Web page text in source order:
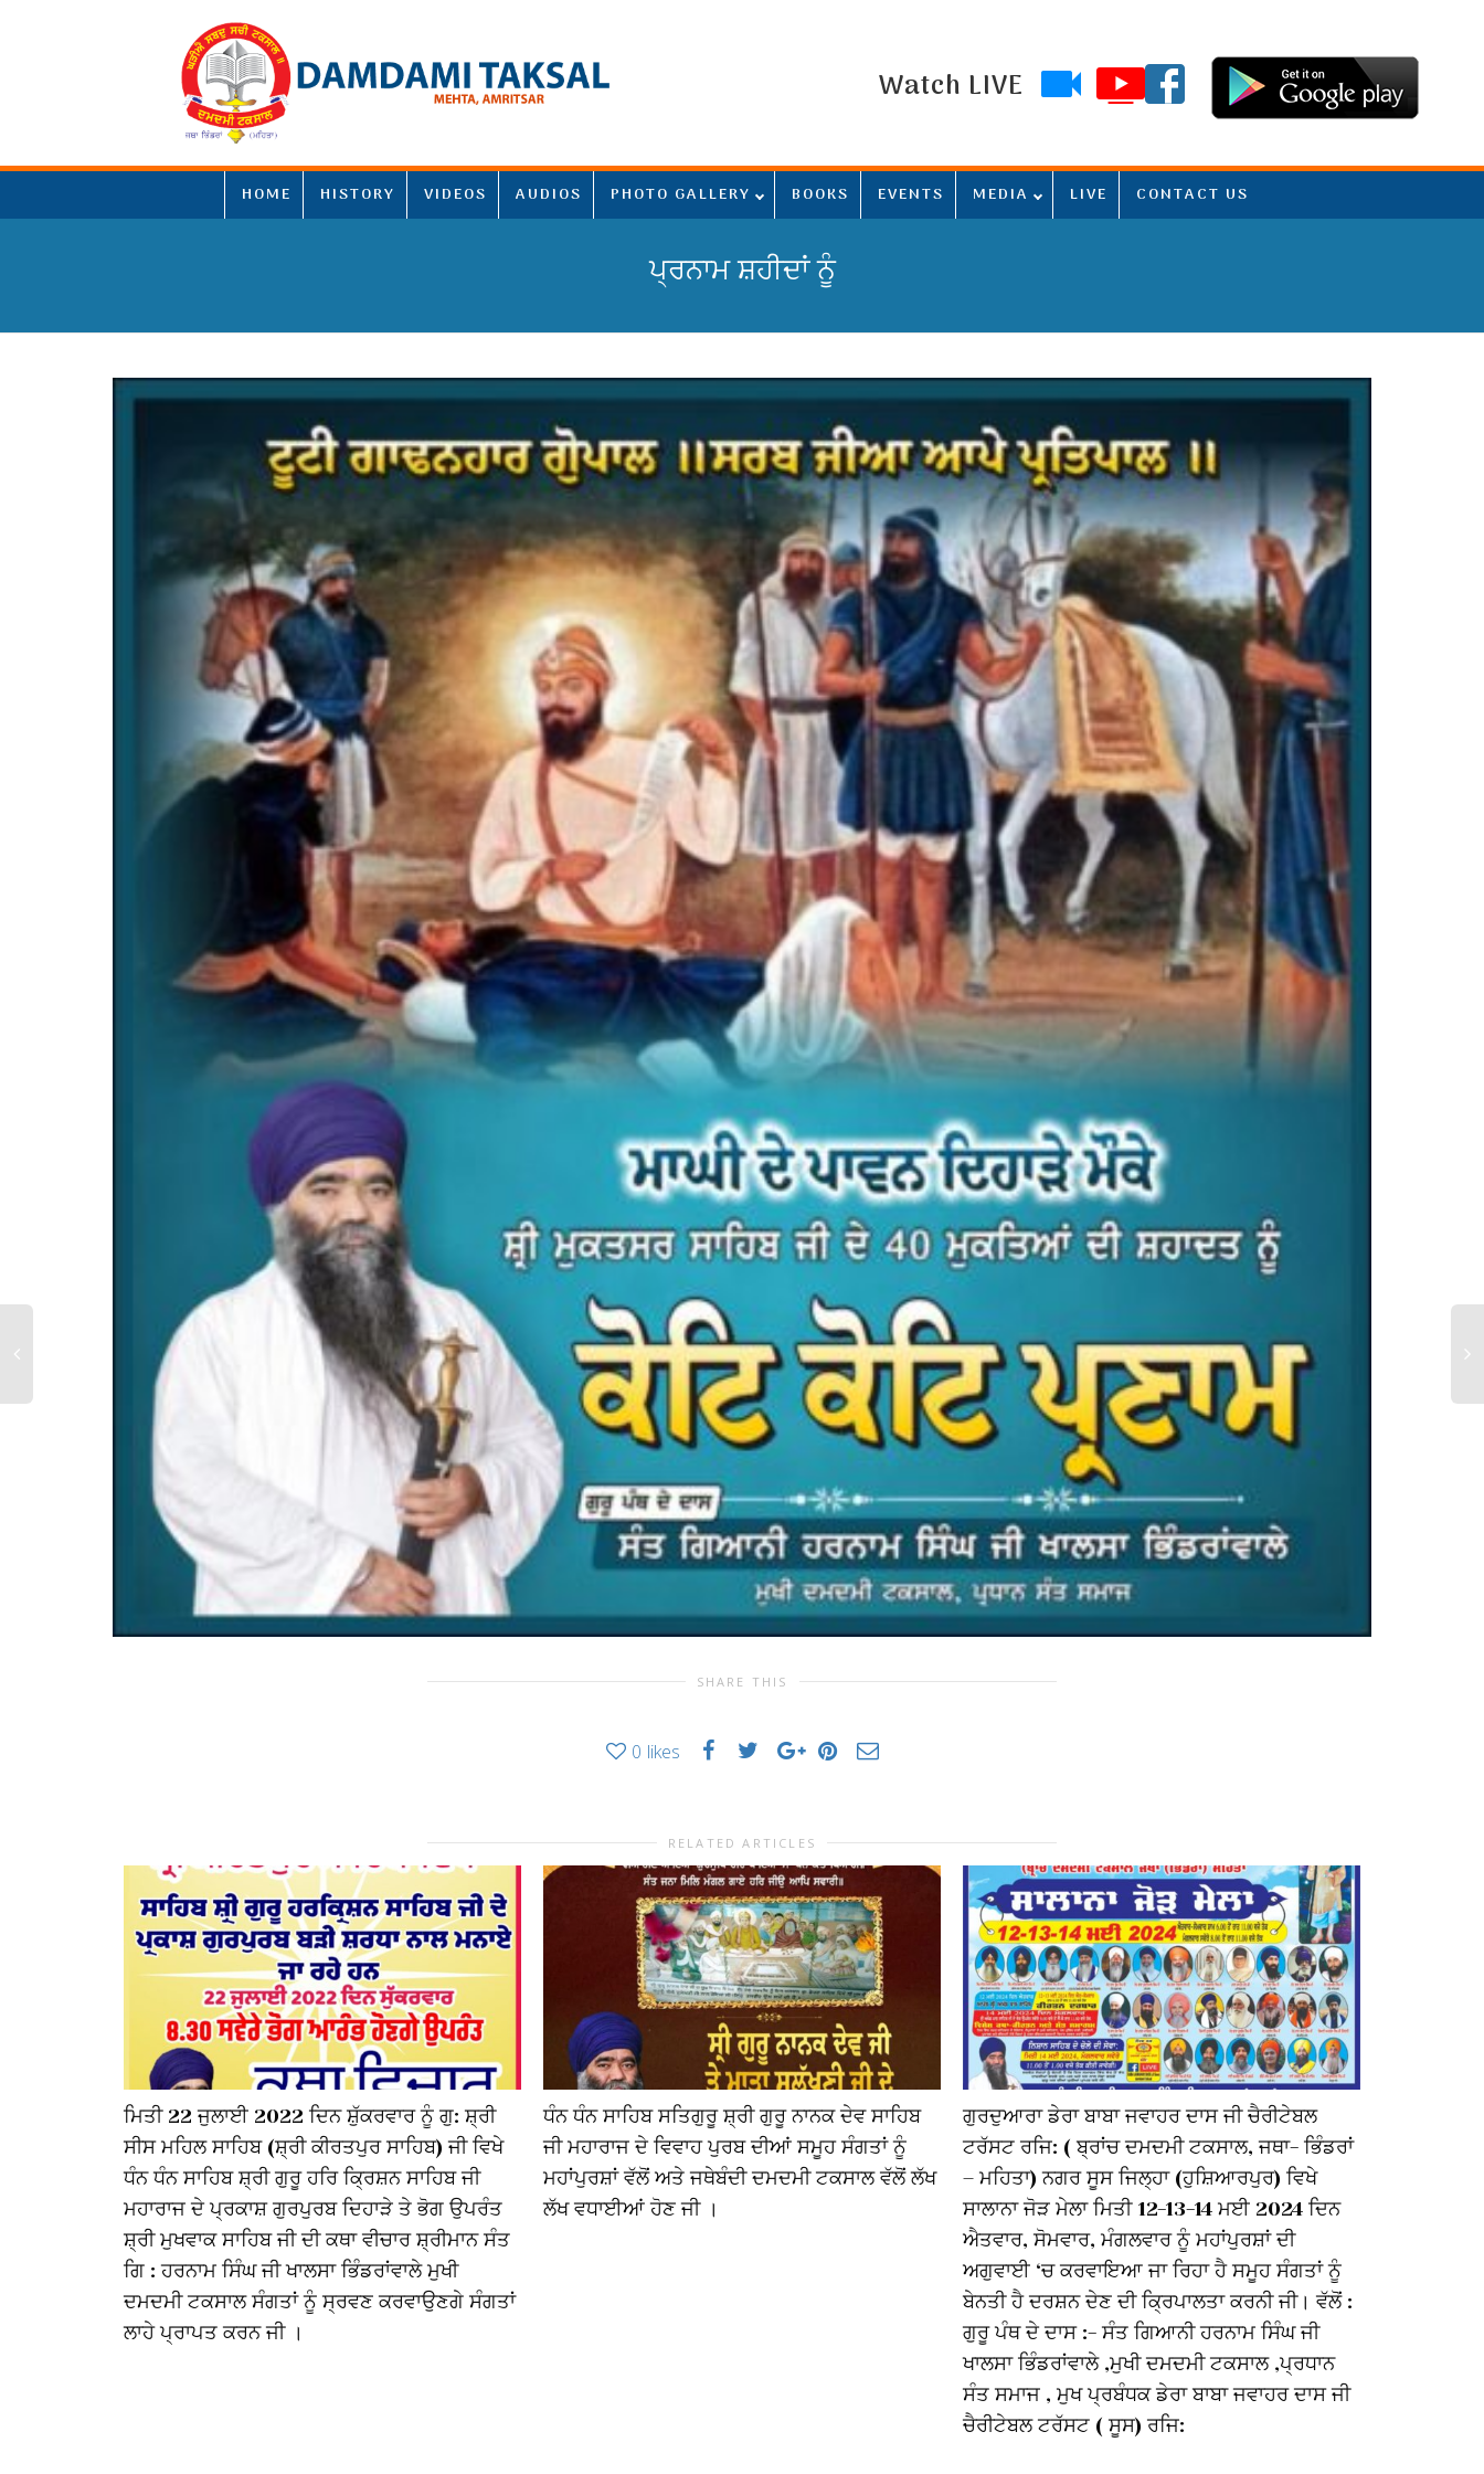
Watch LIVE
HOME HISTORY VIDEOS AUDIOS PHOTO GALLERY BOOKS EVENTS MEDIA LIVE CONTACT US
ਪ੍ਰਨਾਮ ਸ਼ਹੀਦਾਂ ਨੂੰ
SHARE THIS
0 likes
RELATED ARTICLES
ਮਿਤੀ 22 ਜੁਲਾਈ 2022 ਦਿਨ ਸ਼ੁੱਕਰਵਾਰ ਨੂੰ ਗੁ: ਸ਼੍ਰੀ
ਸੀਸ ਮਹਿਲ ਸਾਹਿਬ (ਸ਼੍ਰੀ ਕੀਰਤਪੁਰ ਸਾਹਿਬ) ਜੀ ਵਿਖੇ
ਧੰਨ ਧੰਨ ਸਾਹਿਬ ਸ਼੍ਰੀ ਗੁਰੂ ਹਰਿ ਕ੍ਰਿਸ਼ਨ ਸਾਹਿਬ ਜੀ
ਮਹਾਰਾਜ ਦੇ ਪ੍ਰਕਾਸ਼ ਗੁਰਪੁਰਬ ਦਿਹਾੜੇ ਤੇ ਭੋਗ ਉਪਰੰਤ
ਸ਼੍ਰੀ ਮੁਖਵਾਕ ਸਾਹਿਬ ਜੀ ਦੀ ਕਥਾ ਵੀਚਾਰ ਸ਼੍ਰੀਮਾਨ ਸੰਤ
ਗਿ : ਹਰਨਾਮ ਸਿੰਘ ਜੀ ਖਾਲਸਾ ਭਿੰਡਰਾਂਵਾਲੇ ਮੁਖੀ
ਦਮਦਮੀ ਟਕਸਾਲ ਸੰਗਤਾਂ ਨੂੰ ਸ੍ਰਵਣ ਕਰਵਾਉਣਗੇ ਸੰਗਤਾਂ
ਲਾਹੇ ਪ੍ਰਾਪਤ ਕਰਨ ਜੀ ।
ਧੰਨ ਧੰਨ ਸਾਹਿਬ ਸਤਿਗੁਰੂ ਸ਼੍ਰੀ ਗੁਰੂ ਨਾਨਕ ਦੇਵ ਸਾਹਿਬ
ਜੀ ਮਹਾਰਾਜ ਦੇ ਵਿਵਾਹ ਪੁਰਬ ਦੀਆਂ ਸਮੂਹ ਸੰਗਤਾਂ ਨੂੰ
ਮਹਾਂਪੁਰਸ਼ਾਂ ਵੱਲੋਂ ਅਤੇ ਜਥੇਬੰਦੀ ਦਮਦਮੀ ਟਕਸਾਲ ਵੱਲੋਂ ਲੱਖ
ਲੱਖ ਵਧਾਈਆਂ ਹੋਣ ਜੀ ।
ਗੁਰਦੁਆਰਾ ਡੇਰਾ ਬਾਬਾ ਜਵਾਹਰ ਦਾਸ ਜੀ ਚੈਰੀਟੇਬਲ
ਟਰੱਸਟ ਰਜਿ: ( ਬ੍ਰਾਂਚ ਦਮਦਮੀ ਟਕਸਾਲ, ਜਥਾ- ਭਿੰਡਰਾਂ
– ਮਹਿਤਾ) ਨਗਰ ਸੂਸ ਜਿਲ੍ਹਾ (ਹੁਸ਼ਿਆਰਪੁਰ) ਵਿਖੇ
ਸਾਲਾਨਾ ਜੋੜ ਮੇਲਾ ਮਿਤੀ 12-13-14 ਮਈ 2024 ਦਿਨ
ਐਤਵਾਰ, ਸੋਮਵਾਰ, ਮੰਗਲਵਾਰ ਨੂੰ ਮਹਾਂਪੁਰਸ਼ਾਂ ਦੀ
ਅਗੁਵਾਈ ‘ਚ ਕਰਵਾਇਆ ਜਾ ਰਿਹਾ ਹੈ ਸਮੂਹ ਸੰਗਤਾਂ ਨੂੰ
ਬੇਨਤੀ ਹੈ ਦਰਸ਼ਨ ਦੇਣ ਦੀ ਕ੍ਰਿਪਾਲਤਾ ਕਰਨੀ ਜੀ। ਵੱਲੋਂ :
ਗੁਰੂ ਪੰਥ ਦੇ ਦਾਸ :- ਸੰਤ ਗਿਆਨੀ ਹਰਨਾਮ ਸਿੰਘ ਜੀ
ਖਾਲਸਾ ਭਿੰਡਰਾਂਵਾਲੇ ,ਮੁਖੀ ਦਮਦਮੀ ਟਕਸਾਲ ,ਪ੍ਰਧਾਨ
ਸੰਤ ਸਮਾਜ , ਮੁਖ ਪ੍ਰਬੰਧਕ ਡੇਰਾ ਬਾਬਾ ਜਵਾਹਰ ਦਾਸ ਜੀ
ਚੈਰੀਟੇਬਲ ਟਰੱਸਟ ( ਸੂਸ) ਰਜਿ: